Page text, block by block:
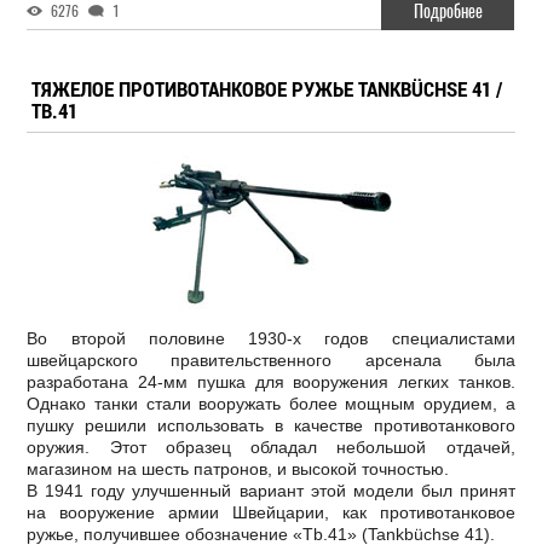
6276 1 Подробнее
ТЯЖЕЛОЕ ПРОТИВОТАНКОВОЕ РУЖЬЕ TANKBÜCHSE 41 /
TB.41
Во второй половине 1930-х годов специалистами
швейцарского правительственного арсенала была
разработана 24-мм пушка для вооружения легких танков.
Однако танки стали вооружать более мощным орудием, а
пушку решили использовать в качестве противотанкового
оружия. Этот образец обладал небольшой отдачей,
магазином на шесть патронов, и высокой точностью.
В 1941 году улучшенный вариант этой модели был принят
на вооружение армии Швейцарии, как противотанковое
ружье, получившее обозначение «Tb.41» (Tankbüchse 41).